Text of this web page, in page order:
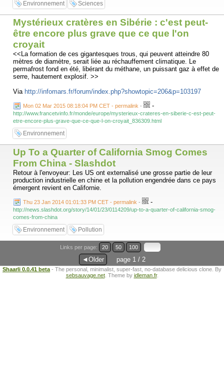
Environnement Sciences
Mystérieux cratères en Sibérie : c'est peut-
être encore plus grave que ce que l'on
croyait
<<La formation de ces gigantesques trous, qui peuvent atteindre 80
mètres de diamètre, serait liée au réchauffement climatique. Le
permafrost fond en été, libérant du méthane, un puissant gaz à effet de
serre, hautement explosif. >>
Via http://infomars.fr/forum/index.php?showtopic=206&p=103197
Mon 02 Mar 2015 08:18:04 PM CET - permalink - -
http://www.francetvinfo.fr/monde/europe/mysterieux-crateres-en-siberie-c-est-peut-
etre-encore-plus-grave-que-ce-que-l-on-croyait_836309.html
Environnement
Up To a Quarter of California Smog Comes
From China - Slashdot
Retour à l'envoyeur: Les US ont externalisé une grosse partie de leur
production industrielle en chine et la pollution engendrée dans ce pays
émergent revient en Californie.
Thu 23 Jan 2014 01:01:33 PM CET - permalink - -
http://news.slashdot.org/story/14/01/23/0114209/up-to-a-quarter-of-california-smog-
comes-from-china
Environnement Pollution
Links per page: 20 50 100
◄Older page 1 / 2
Shaarli 0.0.41 beta - The personal, minimalist, super-fast, no-database delicious clone. By
sebsauvage.net. Theme by idleman.fr.